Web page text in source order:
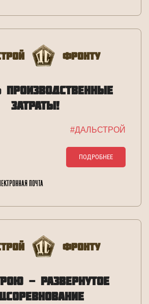
Фронту
ПРОИЗВОДСТВЕННЫЕ
ЗАТРАТЫ!
#ДАЛЬСТРОЙ
ПОДРОБНЕЕ
почта
Фронту
- РАЗВЕРНУТОЕ